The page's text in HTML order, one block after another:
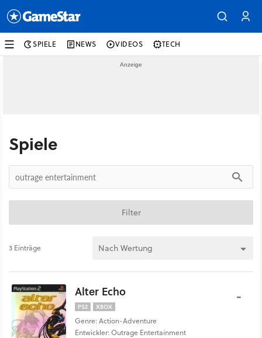
SPIELE NEWS VIDEOS TECH
Spiele
Filter
3 Einträge
Alter Echo
PS2 XBOX
Genre: Action-Adventure
Entwickler: Outrage Entertainment
-